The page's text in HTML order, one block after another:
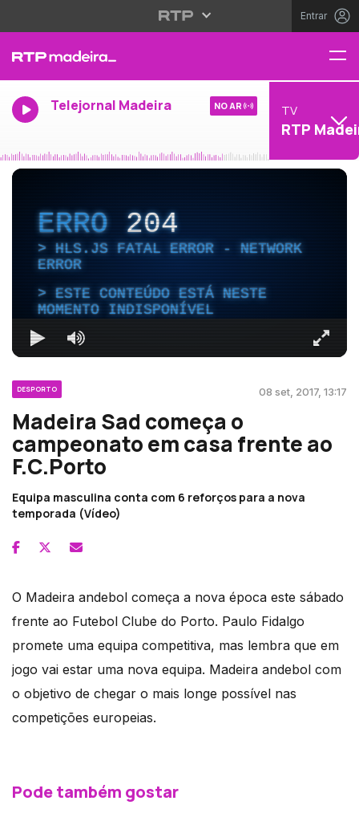
Entrar
Telejornal Madeira NO AR TV
RTP
ERRO204
HLS.JS FATAL ERROR - NETWORK
ERROR
ESTE CONTEÚDO ESTÁ NESTE
MOMENTO INDISPONÍVEL
DESPORTO 08 set, 2017, 13:17
Madeira Sad começa o
campeonato em casa frente ao
F.C.Porto
Equipa masculina conta com 6 reforços para a nova
temporada (Vídeo)
O Madeira andebol começa a nova época este sábado
frente ao Futebol Clube do Porto. Paulo Fidalgo
promete uma equipa competitiva, mas lembra que em
jogo vai estar uma nova equipa. Madeira andebol com
o objetivo de chegar o mais longe possível nas
competições europeias.
Pode também gostar